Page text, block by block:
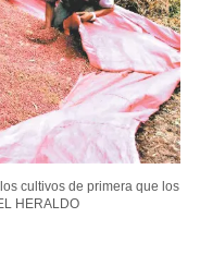
cultivos de primera que los
HERALDO